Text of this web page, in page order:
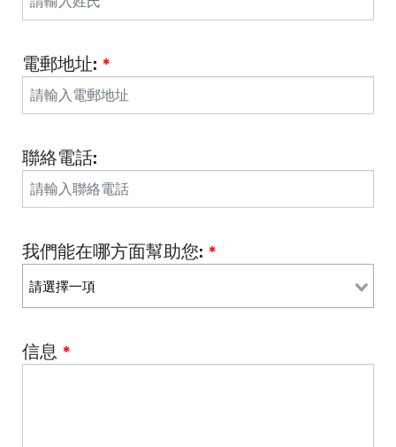
電郵地址: *
聯絡電話:
我們能在哪方面幫助您: *
信息 *